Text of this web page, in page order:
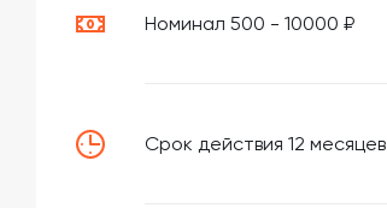
Номинал 500 - 10000 ₽
Срок действия 12 месяцев